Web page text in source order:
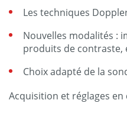
Les techniques
Nouvelles modalités :
produits de contraste,
Choix adapté de la
Acquisition et réglages